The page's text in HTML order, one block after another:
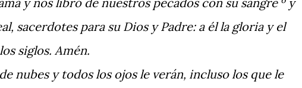
sacerdotes para su Dios y Padre: a él la gloria y el
siglos. Amén.
nubes y todos los ojos le verán, incluso los que le